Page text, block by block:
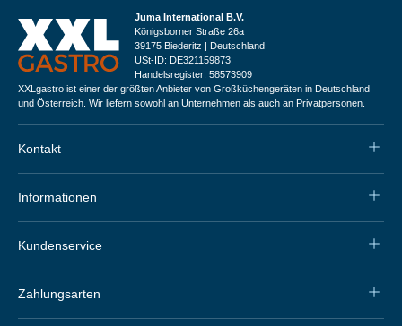
Juma International B.V.
Königsborner Straße 26a
39175 Biederitz | Deutschland
USt-ID: DE321159873
Handelsregister: 58573909
XXLgastro ist einer der größten Anbieter von Großküchengeräten in Deutschland
und Österreich. Wir liefern sowohl an Unternehmen als auch an Privatpersonen.
Kontakt
Informationen
Kundenservice
Zahlungsarten